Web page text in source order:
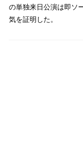
の単独来日公演は即ソ
気を証明した。